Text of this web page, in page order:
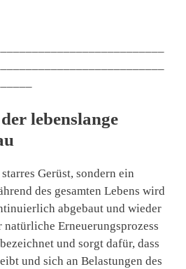
lebenslange
Gerüst, sondern ein
des gesamten Lebens wird
abgebaut und wieder
natürliche Erneuerungsprozess
bezeichnet und sorgt dafür, dass
und sich an Belastungen des